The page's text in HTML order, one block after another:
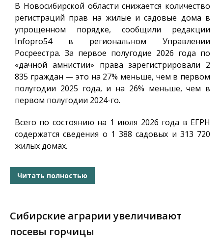
В Новосибирской области снижается количество
регистраций прав на жилые и садовые дома в
упрощенном порядке, сообщили редакции
Infopro54в региональном Управлении
Росреестра. За первое полугодие 2026 года по
«дачной амнистии» права зарегистрировали 2
835 граждан — это на 27% меньше, чем в первом
полугодии 2025 года, и на 26% меньше, чем в
первом полугодии 2024-го.
Всего по состоянию на 1 июля 2026 года в ЕГРН
содержатся сведения о 1 388 садовых и 313 720
жилых домах.
Читать полностью
Сибирские аграрии увеличивают
посевы горчицы